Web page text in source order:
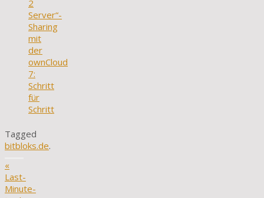
2
Server“-
Sharing
mit
der
ownCloud
7:
Schritt
für
Schritt
Tagged
bitbloks.de.
«
Last-
Minute-